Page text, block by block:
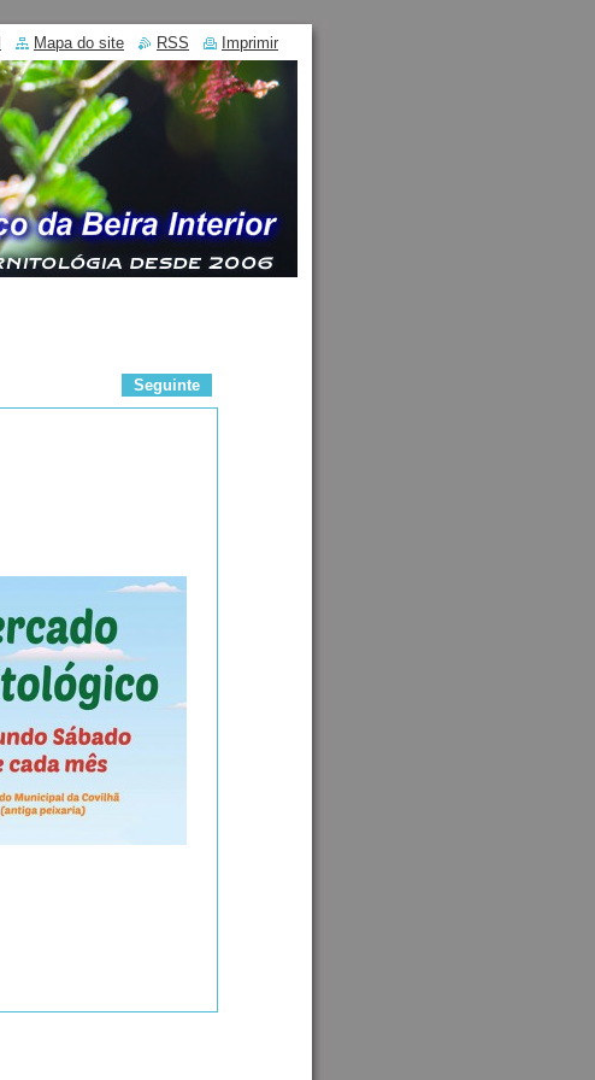
Seguinte
Mapa do site RSS Imprimir